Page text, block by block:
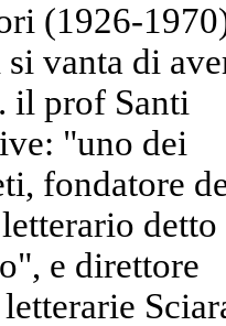
(1926-
vanta di
il prof Santi
"uno dei
fondatore
detto
e direttore